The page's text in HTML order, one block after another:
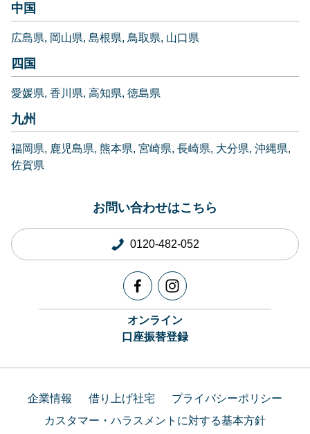
中国
広島県 岡山県 島根県 鳥取県 山口県
四国
愛媛県 香川県 高知県 徳島県
九州
福岡県 鹿児島県 熊本県 宮崎県 長崎県 大分県 沖縄県
佐賀県
お問い合わせはこちら
0120-482-052
オンライン
口座振替登録
企業情報 借り上げ社宅
プライバシーポリシー
カスタマー・ハラスメントに対する基本方針